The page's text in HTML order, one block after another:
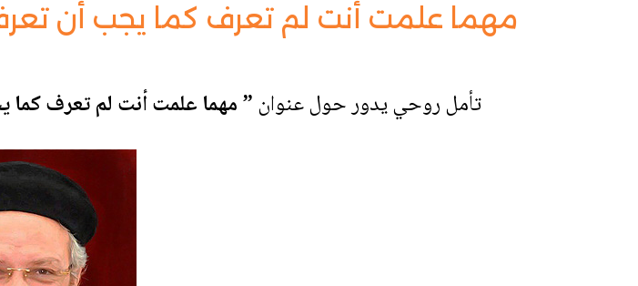
مهما علمت أنت لم تعرف كما يجب أن
تأمل روحي يدور حول عنوان” مهما علمت أنت لم تعرف